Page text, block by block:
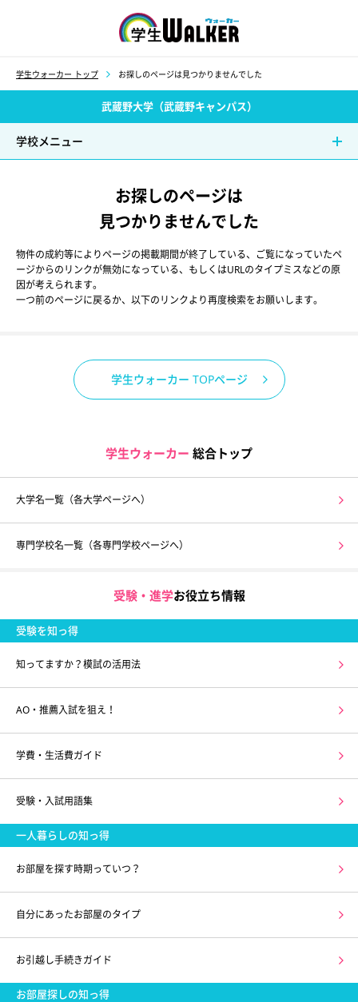
学生ウォーカー トップ お探しのページは見つかりませんでした
武蔵野大学（武蔵野キャンパス）
学校メニュー
お探しのページは
見つかりませんでした
物件の成約等によりページの掲載期間が終了している、ご覧になっていたペ
ージからのリンクが無効になっている、もしくはURLのタイプミスなどの原
因が考えられます。
一つ前のページに戻るか、以下のリンクより再度検索をお願いします。
学生ウォーカー TOPページ
学生ウォーカー 総合トップ
大学名一覧（各大学ページへ）
専門学校名一覧（各専門学校ページへ）
受験・進学お役立ち情報
受験を知っ得
知ってますか？模試の活用法
AO・推薦入試を狙え！
学費・生活費ガイド
受験・入試用語集
一人暮らしの知っ得
お部屋を探す時期っていつ？
自分にあったお部屋のタイプ
お引越し手続きガイド
お部屋探しの知っ得